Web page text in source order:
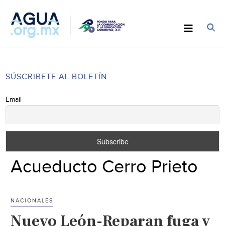
SÚSCRIBETE AL BOLETÍN
Email
Acueducto Cerro Prieto
NACIONALES
Nuevo León-Reparan fuga y